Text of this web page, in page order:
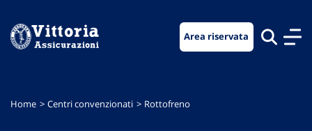
menu
contenuto
footer
Area riservata
Home Centri convenzionati Rottofreno